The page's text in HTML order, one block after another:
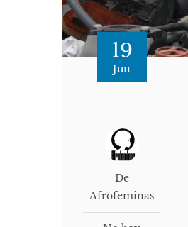
19
Jun
De
Afrofeminas